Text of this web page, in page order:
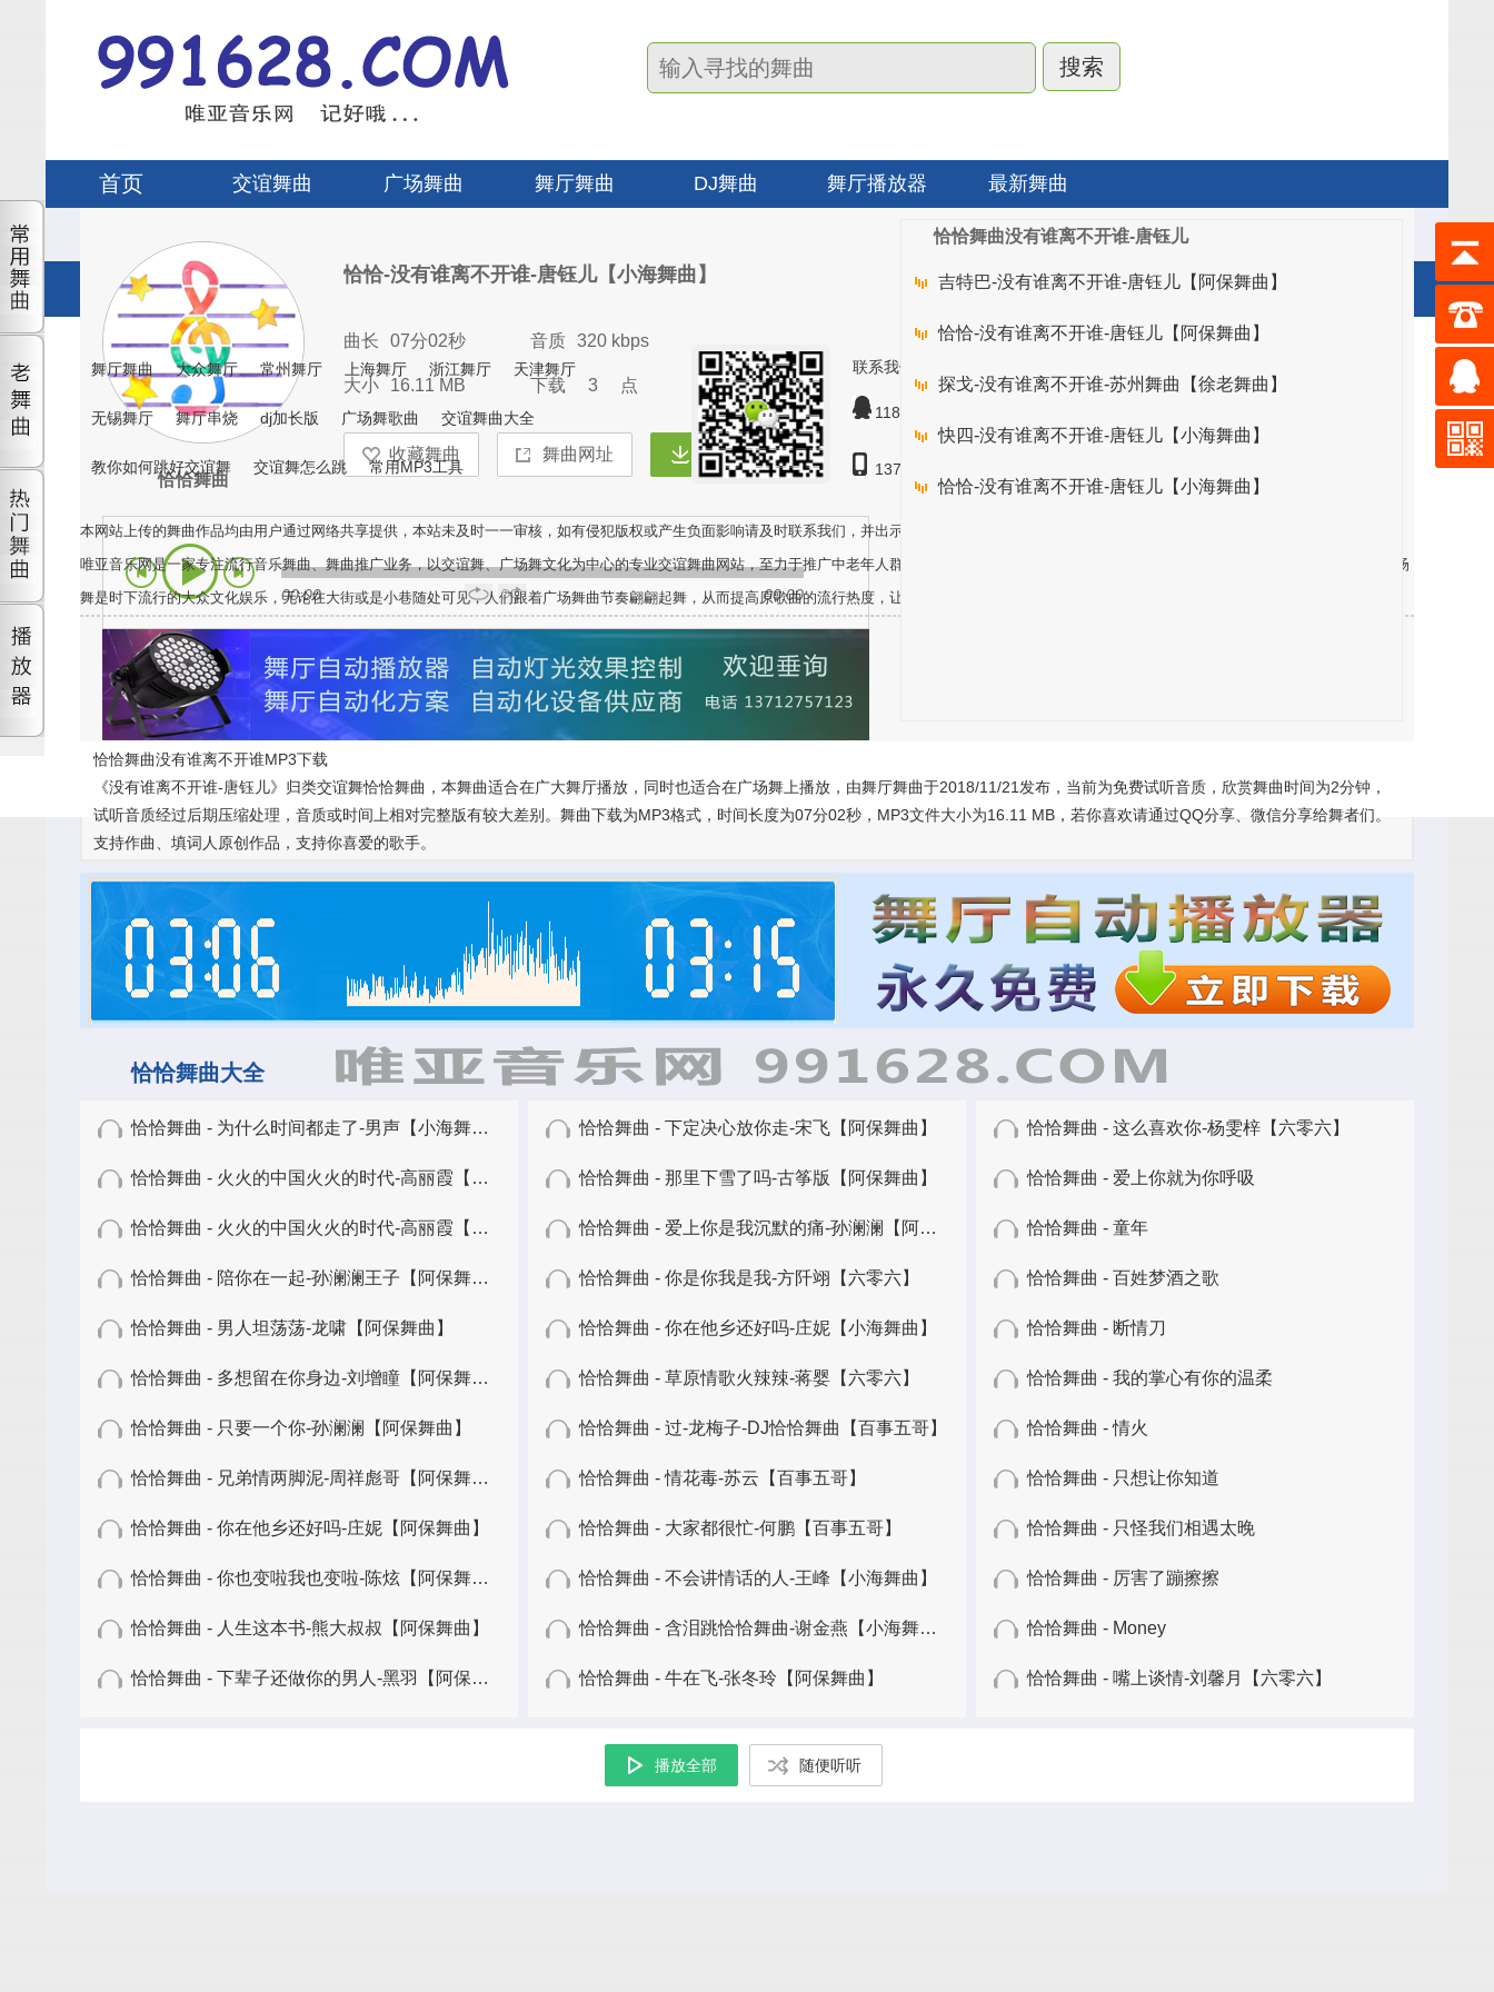
首页 交谊舞曲 广场舞曲 舞厅舞曲 DJ舞曲 舞厅播放器 最新舞曲
恰恰舞曲
恰恰-没有谁离不开谁-唐钰儿【小海舞曲】
曲长 07分02秒 音质 320 kbps
大小 16.11 MB 下载 3 点
00:00 00:00
恰恰舞曲没有谁离不开谁-唐钰儿
吉特巴-没有谁离不开谁-唐钰儿【阿保舞曲】
恰恰-没有谁离不开谁-唐钰儿【阿保舞曲】
探戈-没有谁离不开谁-苏州舞曲【徐老舞曲】
快四-没有谁离不开谁-唐钰儿【小海舞曲】
恰恰-没有谁离不开谁-唐钰儿【小海舞曲】
恰恰舞曲没有谁离不开谁MP3下载
《没有谁离不开谁-唐钰儿》归类交谊舞恰恰舞曲，本舞曲适合在广大舞厅播放，同时也适合在广场舞上播放，由舞厅舞曲于2018/11/21发布，当前为免费试听音质，欣赏舞曲时间为2分钟，
试听音质经过后期压缩处理，音质或时间上相对完整版有较大差别。舞曲下载为MP3格式，时间长度为07分02秒，MP3文件大小为16.11 MB，若你喜欢请通过QQ分享、微信分享给舞者们。
支持作曲、填词人原创作品，支持你喜爱的歌手。
恰恰舞曲大全
恰恰舞曲 - 为什么时间都走了-男声【小海舞曲】
恰恰舞曲 - 火火的中国火火的时代-高丽霞【斌舞曲】
恰恰舞曲 - 火火的中国火火的时代-高丽霞【六零六】
恰恰舞曲 - 陪你在一起-孙澜澜王子【阿保舞曲】
恰恰舞曲 - 男人坦荡荡-龙啸【阿保舞曲】
恰恰舞曲 - 多想留在你身边-刘增瞳【阿保舞曲】
恰恰舞曲 - 只要一个你-孙澜澜【阿保舞曲】
恰恰舞曲 - 兄弟情两脚泥-周祥彪哥【阿保舞曲】
恰恰舞曲 - 你在他乡还好吗-庄妮【阿保舞曲】
恰恰舞曲 - 你也变啦我也变啦-陈炫【阿保舞曲】
恰恰舞曲 - 人生这本书-熊大叔叔【阿保舞曲】
恰恰舞曲 - 下辈子还做你的男人-黑羽【阿保舞曲】
恰恰舞曲 - 下定决心放你走-宋飞【阿保舞曲】
恰恰舞曲 - 那里下雪了吗-古筝版【阿保舞曲】
恰恰舞曲 - 爱上你是我沉默的痛-孙澜澜【阿保舞曲】
恰恰舞曲 - 你是你我是我-方阡翊【六零六】
恰恰舞曲 - 你在他乡还好吗-庄妮【小海舞曲】
恰恰舞曲 - 草原情歌火辣辣-蒋婴【六零六】
恰恰舞曲 - 过-龙梅子-DJ恰恰舞曲【百事五哥】
恰恰舞曲 - 情花毒-苏云【百事五哥】
恰恰舞曲 - 大家都很忙-何鹏【百事五哥】
恰恰舞曲 - 不会讲情话的人-王峰【小海舞曲】
恰恰舞曲 - 含泪跳恰恰舞曲-谢金燕【小海舞曲】
恰恰舞曲 - 牛在飞-张冬玲【阿保舞曲】
恰恰舞曲 - 这么喜欢你-杨雯梓【六零六】
恰恰舞曲 - 爱上你就为你呼吸
恰恰舞曲 - 童年
恰恰舞曲 - 百姓梦酒之歌
恰恰舞曲 - 断情刀
恰恰舞曲 - 我的掌心有你的温柔
恰恰舞曲 - 情火
恰恰舞曲 - 只想让你知道
恰恰舞曲 - 只怪我们相遇太晚
恰恰舞曲 - 厉害了蹦擦擦
恰恰舞曲 - Money
恰恰舞曲 - 嘴上谈情-刘馨月【六零六】
舞厅舞曲 大众舞厅 常州舞厅 上海舞厅 浙江舞厅 天津舞厅
无锡舞厅 舞厅串烧 dj加长版 广场舞歌曲 交谊舞曲大全
教你如何跳好交谊舞 交谊舞怎么跳 常用MP3工具
联系我们
1189628
137127-57123
本网站上传的舞曲作品均由用户通过网络共享提供，本站未及时一一审核，如有侵犯版权或产生负面影响请及时联系我们，并出示版权或相关文档，我们将积极配合删除，如有不便，请见谅！
唯亚音乐网是一家专注流行音乐舞曲、舞曲推广业务，以交谊舞、广场舞文化为中心的专业交谊舞曲网站，至力于推广中老年人群体健身舞蹈音乐、不同场合的表演舞蹈音乐、推广全民健身运动，交谊舞、广场
舞是时下流行的大众文化娱乐，无论在大街或是小巷随处可见，人们跟着广场舞曲节奏翩翩起舞，从而提高原歌曲的流行热度，让更多不同的人群传唱、喜爱，我们以舞会友，寻找志同道合的你一起共舞。